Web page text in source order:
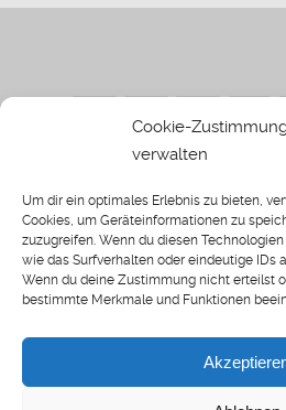
Cookie-
verwalten
Um dir ein optimales Erlebnis zu bieten,
Cookies, um Geräteinformationen zu
zuzugreifen. Wenn du diesen
wie das Surfverhalten oder eindeutige IDs
Wenn du deine Zustimmung nicht erteilst
bestimmte Merkmale und Funktionen